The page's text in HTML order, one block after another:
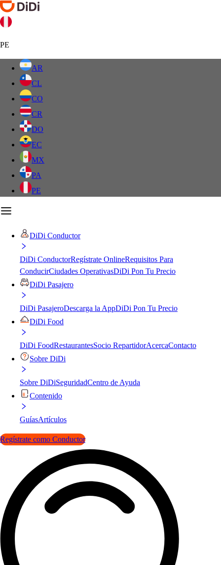
PE
AR
CL
CO
CR
DO
EC
MX
PA
PE
DiDi Conductor
DiDi ConductorRegístrate OnlineRequisitos Para
ConducirCiudades OperativasDiDi Pon Tu Precio
DiDi Pasajero
DiDi PasajeroDescarga la AppDiDi Pon Tu Precio
DiDi Food
DiDi FoodRestaurantesSocio RepartidorAcercaContacto
Sobre DiDi
Sobre DiDiSeguridadCentro de Ayuda
Contenido
GuíasArtículos
Regístrate como Conductor